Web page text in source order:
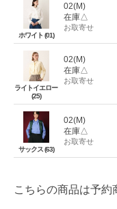
ホワイト (01)
02(M)
在庫△
お取寄せ
ライトイエロー
(25)
02(M)
在庫△
お取寄せ
サックス (63)
02(M)
在庫△
お取寄せ
こちらの商品は予約